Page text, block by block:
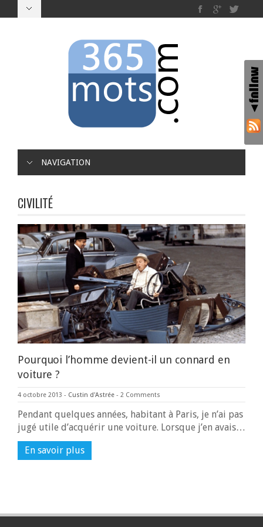
NAVIGATION
CIVILITÉ
Pourquoi l’homme devient-il un connard en
voiture ?
4 octobre 2013 - Custin d'Astrée - 2 Comments
Pendant quelques années, habitant à Paris, je n’ai pas
jugé utile d’acquérir une voiture. Lorsque j’en avais…
En savoir plus